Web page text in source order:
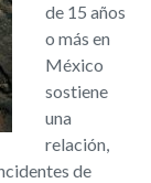
de 15 años
o más en
México
sostiene
una
relación,
de